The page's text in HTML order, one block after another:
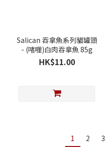
Salican 吞拿魚系列貓罐頭
- (啫喱)白肉吞拿魚 85g
HK$11.00
1 2 3